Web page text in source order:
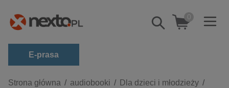
Pokaż/schowaj
wyszukiwarkę
0
E-prasa
Kategorie
Strona główna audiobooki
Dla dzieci i młodzieży